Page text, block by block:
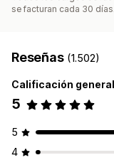
se facturan cada 30 días.
Reseñas (1.502)
Calificación general
5
5
4